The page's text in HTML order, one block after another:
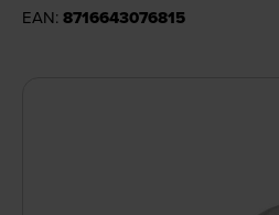
EAN: 8716643076815